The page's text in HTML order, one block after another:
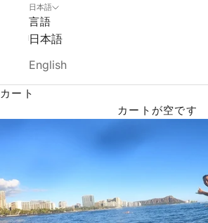
日本語
言語
日本語
English
カート
カートが空です